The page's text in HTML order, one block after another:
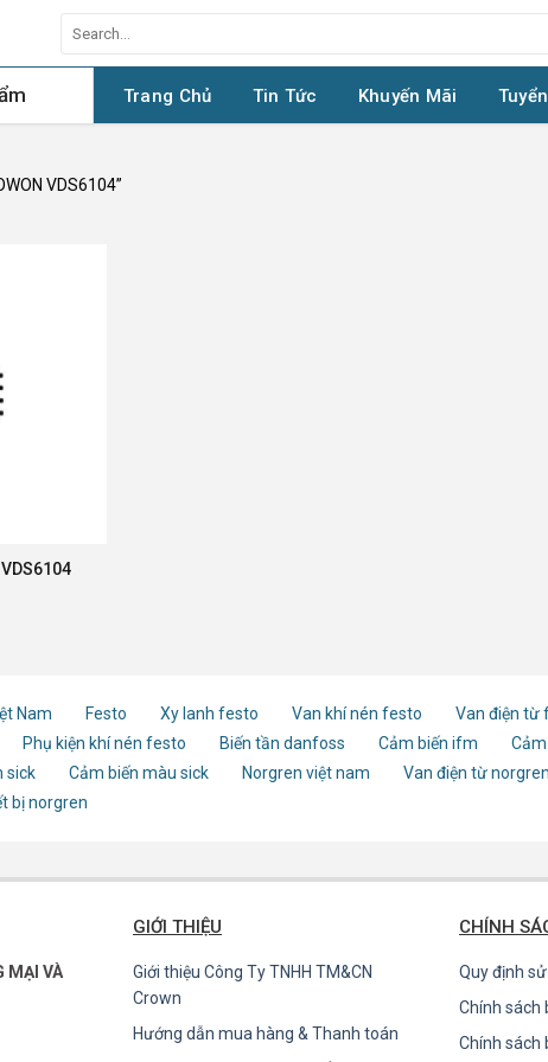
for:
Trang Chủ Tin Tức Khuyến Mãi
VDS6104”
Nam Festo Xy lanh festo Van khí nén festo Van điện từ
Phụ kiện khí nén festo Biến tần danfoss Cảm biến ifm
sick
Cảm biến màu sick Norgren việt nam Van điện từ norgren
bị norgren
MẠI VÀ
GIỚI THIỆU
Giới thiệu Công Ty TNHH TM&CN
Crown
Hướng dẫn mua hàng & Thanh toán
CHÍNH
Quy định
Chính sách
Chính sách